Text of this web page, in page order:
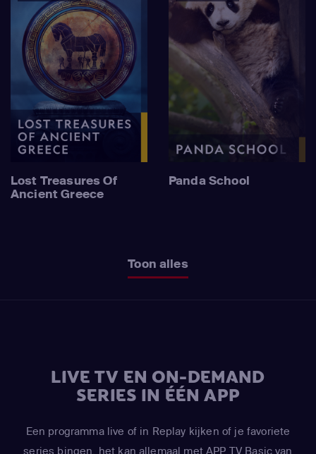
Lost Treasures Of
Ancient Greece
Panda School
Toon alles
LIVE TV EN ON-DEMAND
SERIES IN ÉÉN APP
Een programma live of in Replay kijken of je favoriete
series bingen, het kan allemaal met APP TV Basic van